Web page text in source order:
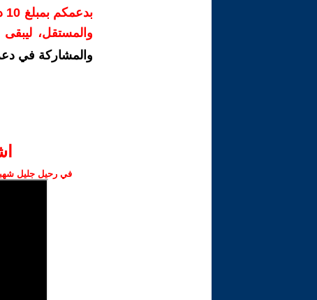
والمستقل،
والمشاركة في
في رحيل جليل